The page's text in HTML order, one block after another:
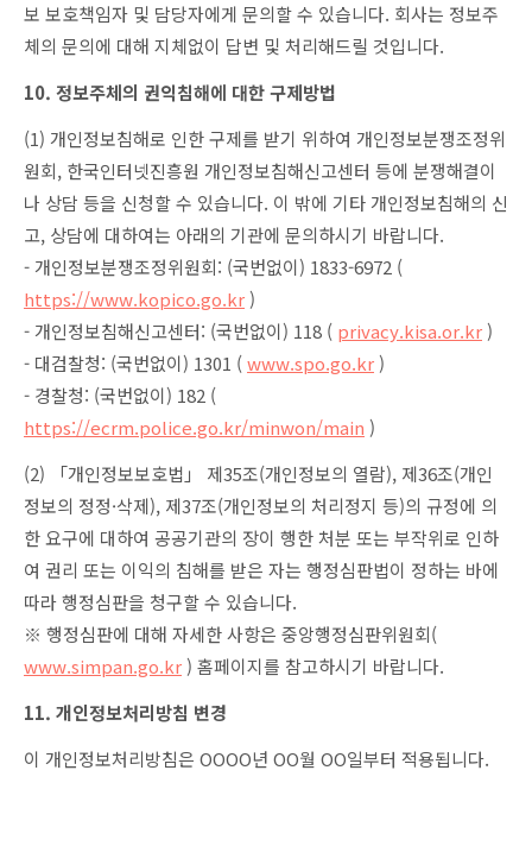
보 보호책임자 및 담당자에게 문의할 수 있습니다. 회사는 정보주
체의 문의에 대해 지체없이 답변 및 처리해드릴 것입니다.
10. 정보주체의 권익침해에 대한 구제방법
(1) 개인정보침해로 인한 구제를 받기 위하여 개인정보분쟁조정위
원회, 한국인터넷진흥원 개인정보침해신고센터 등에 분쟁해결이
나 상담 등을 신청할 수 있습니다. 이 밖에 기타 개인정보침해의 신
고, 상담에 대하여는 아래의 기관에 문의하시기 바랍니다.
- 개인정보분쟁조정위원회: (국번없이) 1833-6972 (
https://www.kopico.go.kr)
- 개인정보침해신고센터: (국번없이) 118 ( privacy.kisa.or.kr)
- 대검찰청: (국번없이) 1301 (www.spo.go.kr)
- 경찰청: (국번없이) 182 (
https://ecrm.police.go.kr/minwon/main )
(2) 「개인정보보호법」 제35조(개인정보의 열람), 제36조(개인
정보의 정정·삭제), 제37조(개인정보의 처리정지 등)의 규정에 의
한 요구에 대하여 공공기관의 장이 행한 처분 또는 부작위로 인하
여 권리 또는 이익의 침해를 받은 자는 행정심판법이 정하는 바에
따라 행정심판을 청구할 수 있습니다.
※ 행정심판에 대해 자세한 사항은 중앙행정심판위원회(
www.simpan.go.kr) 홈페이지를 참고하시기 바랍니다.
11. 개인정보처리방침 변경
이 개인정보처리방침은 OOOO년 OO월 OO일부터 적용됩니다.